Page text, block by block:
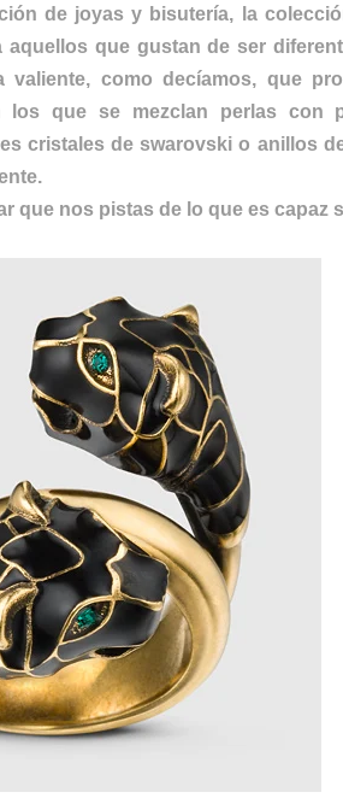
de joyas y bisutería, la
aquellos que gustan de ser
valiente, como decíamos, que
los que se mezclan perlas con
cristales de swarovski o anillos
que nos pistas de lo que es capaz